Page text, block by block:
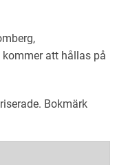
att hållas på
. Bokmärk